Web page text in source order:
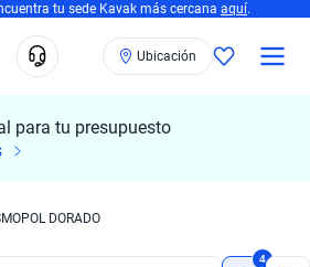
tu sede Kavak más cercana aquí.
Ubicación
para tu presupuesto
DORADO
4